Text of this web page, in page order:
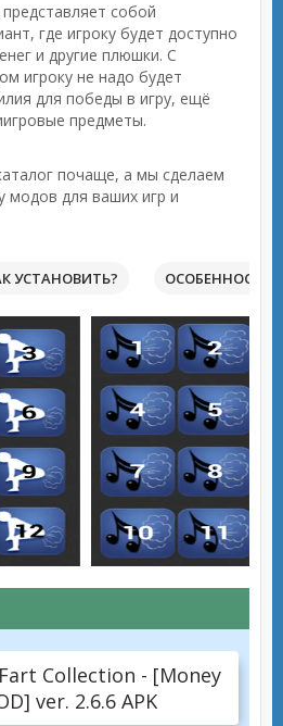
собой
где игроку будет доступно
и другие плюшки. С
игроку не надо будет
для победы в игру, ещё
предметы.
почаще, а мы сделаем
для ваших игр и
УСТАНОВИТЬ? ОСОБЕННОСТИ
Collection - [Money
ver. 2.6.6 APK